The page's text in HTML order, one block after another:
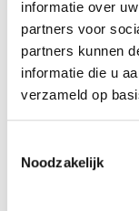
informatie over
partners voor
partners kunnen
informatie die u
verzameld op
Noodzakelijk
Meer